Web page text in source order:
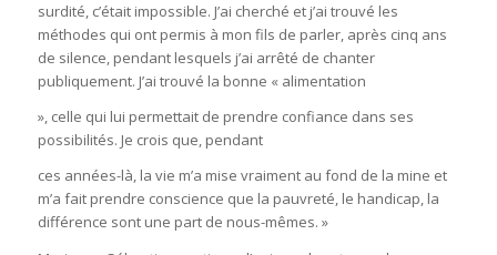
surdité, c’était impossible. J’ai cherché et j’ai trouvé les
méthodes qui ont permis à mon fils de parler, après cinq ans
de silence, pendant lesquels j’ai arrêté de chanter
publiquement. J’ai trouvé la bonne « alimentation
», celle qui lui permettait de prendre confiance dans ses
possibilités. Je crois que, pendant
ces années-là, la vie m’a mise vraiment au fond de la mine et
m’a fait prendre conscience que la pauvreté, le handicap, la
différence sont une part de nous-mêmes. »